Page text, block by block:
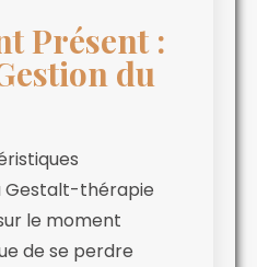
Présent :
du
Gestalt-thérapie
le moment
de se perdre